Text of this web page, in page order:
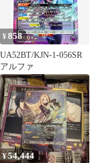
¥858
UA52BT/KJN-1-056SR
アルファ
¥54,444